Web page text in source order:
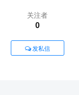
关注者
0
发私信